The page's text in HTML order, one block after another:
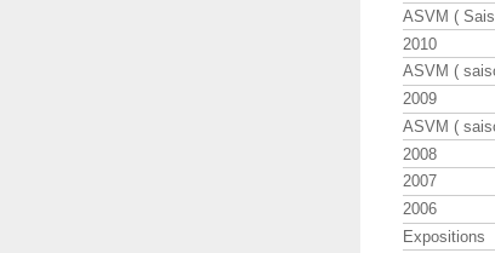
ASVM (
2010
ASVM (
2009
ASVM (
2008
2007
2006
Expositions